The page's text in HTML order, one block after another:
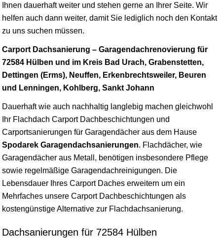
Ihnen dauerhaft weiter und stehen gerne an Ihrer Seite. Wir
helfen auch dann weiter, damit Sie lediglich noch den Kontakt
zu uns suchen müssen.
Carport Dachsanierung – Garagendachrenovierung für
72584 Hülben und im Kreis Bad Urach, Grabenstetten,
Dettingen (Erms), Neuffen, Erkenbrechtsweiler, Beuren
und Lenningen, Kohlberg, Sankt Johann
Dauerhaft wie auch nachhaltig langlebig machen gleichwohl
Ihr Flachdach Carport Dachbeschichtungen und
Carportsanierungen für Garagendächer aus dem Hause
Spodarek Garagendachsanierungen. Flachdächer, wie
Garagendächer aus Metall, benötigen insbesondere Pflege
sowie regelmäßige Garagendachreinigungen. Die
Lebensdauer Ihres Carport Daches erweitern um ein
Mehrfaches unsere Carport Dachbeschichtungen als
kostengünstige Alternative zur Flachdachsanierung.
Dachsanierungen für 72584 Hülben